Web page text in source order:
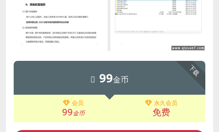
下载
99金币
会员
99金币
永久会员
免费